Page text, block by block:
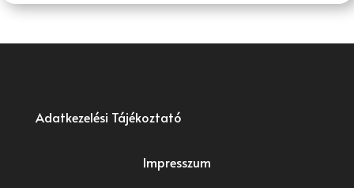
Adatkezelési Tájékoztató
Impresszum